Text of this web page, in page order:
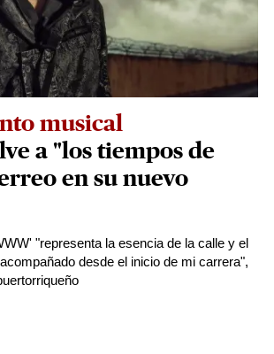
musical
a "los tiempos de
en su nuevo
"representa la esencia de la calle y el
desde el inicio de mi carrera",